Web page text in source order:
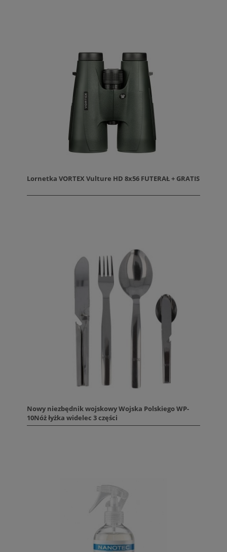
Lornetka VORTEX Vulture HD 8x56 FUTERAŁ + GRATIS
Nowy niezbędnik wojskowy Wojska Polskiego WP-
10Nóż łyżka widelec 3 części